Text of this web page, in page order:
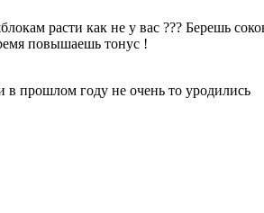
расти как не у вас ??? Берешь
повышаешь тонус !
в прошлом году не очень то уродились